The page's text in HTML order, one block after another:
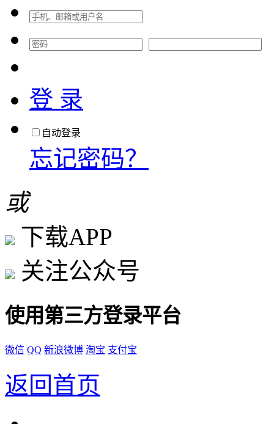
登 录
自动登录
忘记密码？
或
下载APP
关注公众号
使用第三方登录平台
微信 QQ 新浪微博 淘宝 支付宝
返回首页